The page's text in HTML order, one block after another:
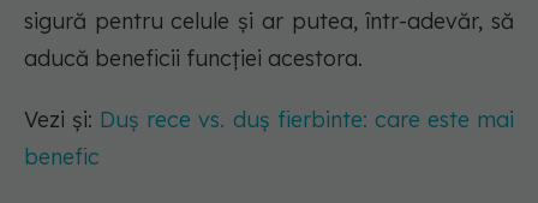
sigură pentru celule și ar putea, într-adevăr, să
aducă beneficii funcției acestora.
Vezi și: Duș rece vs. duș fierbinte: care este mai
benefic